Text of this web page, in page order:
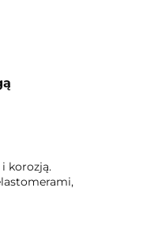
korozją.